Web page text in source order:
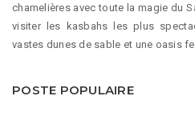
chamelières avec toute la magie du
visiter les kasbahs les plus
vastes dunes de sable et une oasis
POSTE POPULAIRE